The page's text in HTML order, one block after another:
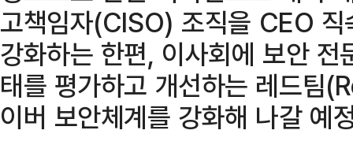
고책임자(CISO) 조직을 CEO
강화하는 한편, 이사회에 보안
태를 평가하고 개선하는 레드팀
이버 보안체계를 강화해 나갈 예